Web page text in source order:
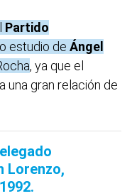
Partido
estudio de Ángel
, ya que el
una gran relación de
Lorenzo,